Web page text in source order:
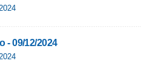
- 09/12/2024